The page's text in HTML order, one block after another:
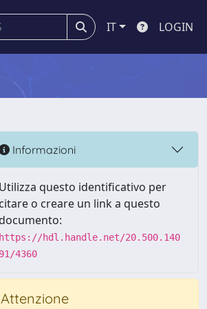
IT LOGIN
Informazioni
Utilizza questo identificativo per
citare o creare un link a questo
documento:
https://hdl.handle.net/20.500.140
91/4360
Attenzione